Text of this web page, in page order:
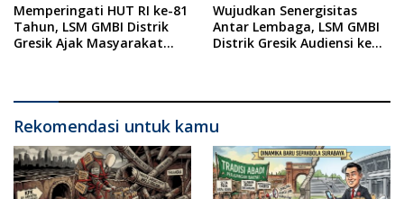
Memperingati HUT RI ke-81
Tahun, LSM GMBI Distrik
Gresik Ajak Masyarakat
Wujudkan Senergisitas
Antar Lembaga, LSM GMBI
Distrik Gresik Audiensi ke
Yatim Piatu
Rekomendasi untuk kamu